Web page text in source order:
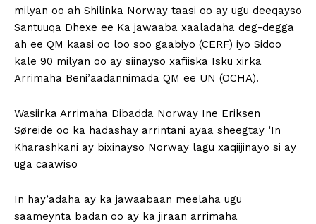
milyan oo ah Shilinka Norway taasi oo ay ugu deeqayso
Santuuqa Dhexe ee Ka jawaaba xaaladaha deg-degga
ah ee QM kaasi oo loo soo gaabiyo (CERF) iyo Sidoo
kale 90 milyan oo ay siinayso xafiiska Isku xirka
Arrimaha Beni’aadannimada QM ee UN (OCHA).
Wasiirka Arrimaha Dibadda Norway Ine Eriksen
Søreide oo ka hadashay arrintani ayaa sheegtay ‘In
Kharashkani ay bixinayso Norway lagu xaqiijinayo si ay
uga caawiso
In hay’adaha ay ka jawaabaan meelaha ugu
saameynta badan oo ay ka jiraan arrimaha